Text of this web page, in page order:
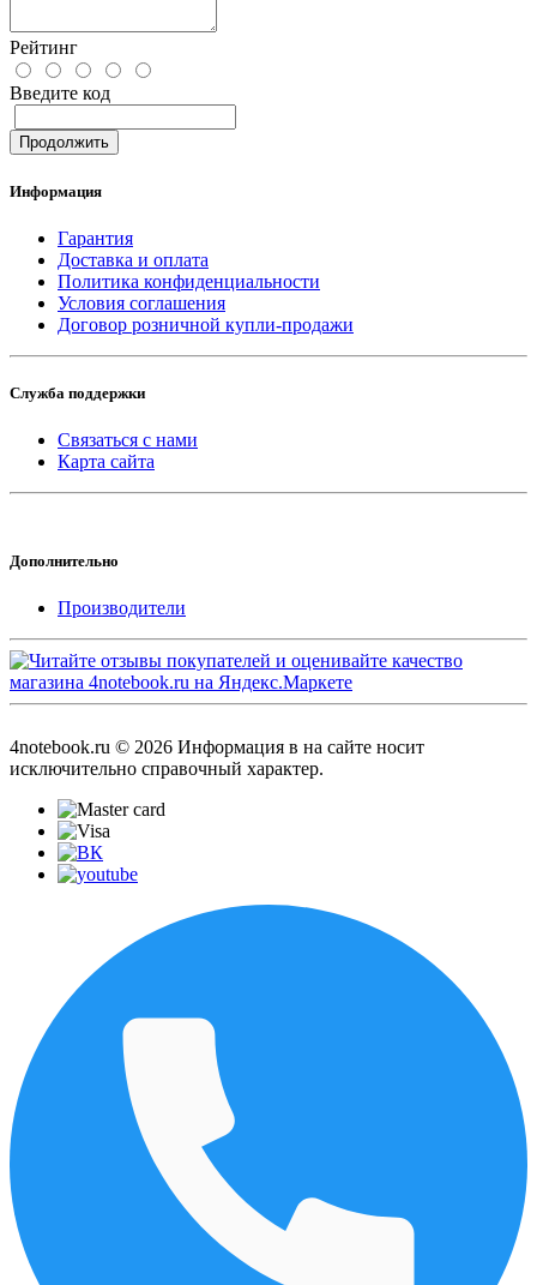
Рейтинг
Введите код
Продолжить
Информация
Гарантия
Доставка и оплата
Политика конфиденциальности
Условия соглашения
Договор розничной купли-продажи
Служба поддержки
Связаться с нами
Карта сайта
Дополнительно
Производители
4notebook.ru © 2026 Информация в на сайте носит
исключительно справочный характер.